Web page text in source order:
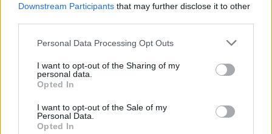
Downstream Participants that may further disclose it to other
Please note that this website/app uses one or more Google
not limited to your visit or usage behaviour. You may click to
grant or deny consent to Google and its third-party tags to
use your data for below specified purposes in below Google
consent section.
Personal Data Processing Opt Outs
I want to opt-out of the Sharing of my
personal data.
Opted In
I want to opt-out of the Sale of my
Personal Data.
Opted In
Пикантният вкус на руколата прави всяко ястие
по-вълнуващо. Тя е чудесна както за студени,
вашата кухня може да даде тласък на нови идеи
в кухнята.
Включване на рукола в
диетата ви